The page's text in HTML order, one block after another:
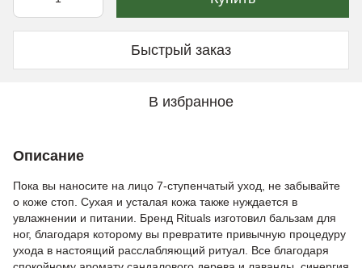
Быстрый заказ
В избранное
Описание
Пока вы наносите на лицо 7-ступенчатый уход, не забывайте
о коже стоп. Сухая и усталая кожа также нуждается в
увлажнении и питании. Бренд Rituals изготовил бальзам для
ног, благодаря которому вы превратите привычную процедуру
ухода в настоящий расслабляющий ритуал. Все благодаря